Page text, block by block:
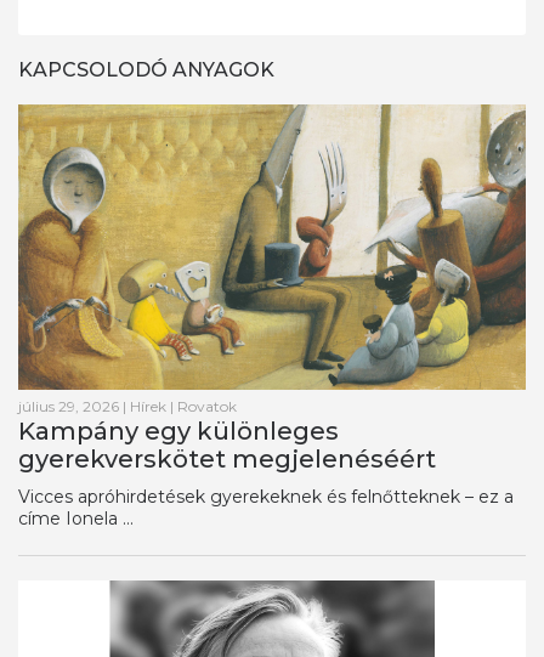
KAPCSOLODÓ ANYAGOK
július 29, 2026 | Hírek | Rovatok
Kampány egy különleges
gyerekverskötet megjelenéséért
Vicces apróhirdetések gyerekeknek és felnőtteknek – ez a
címe Ionela ...